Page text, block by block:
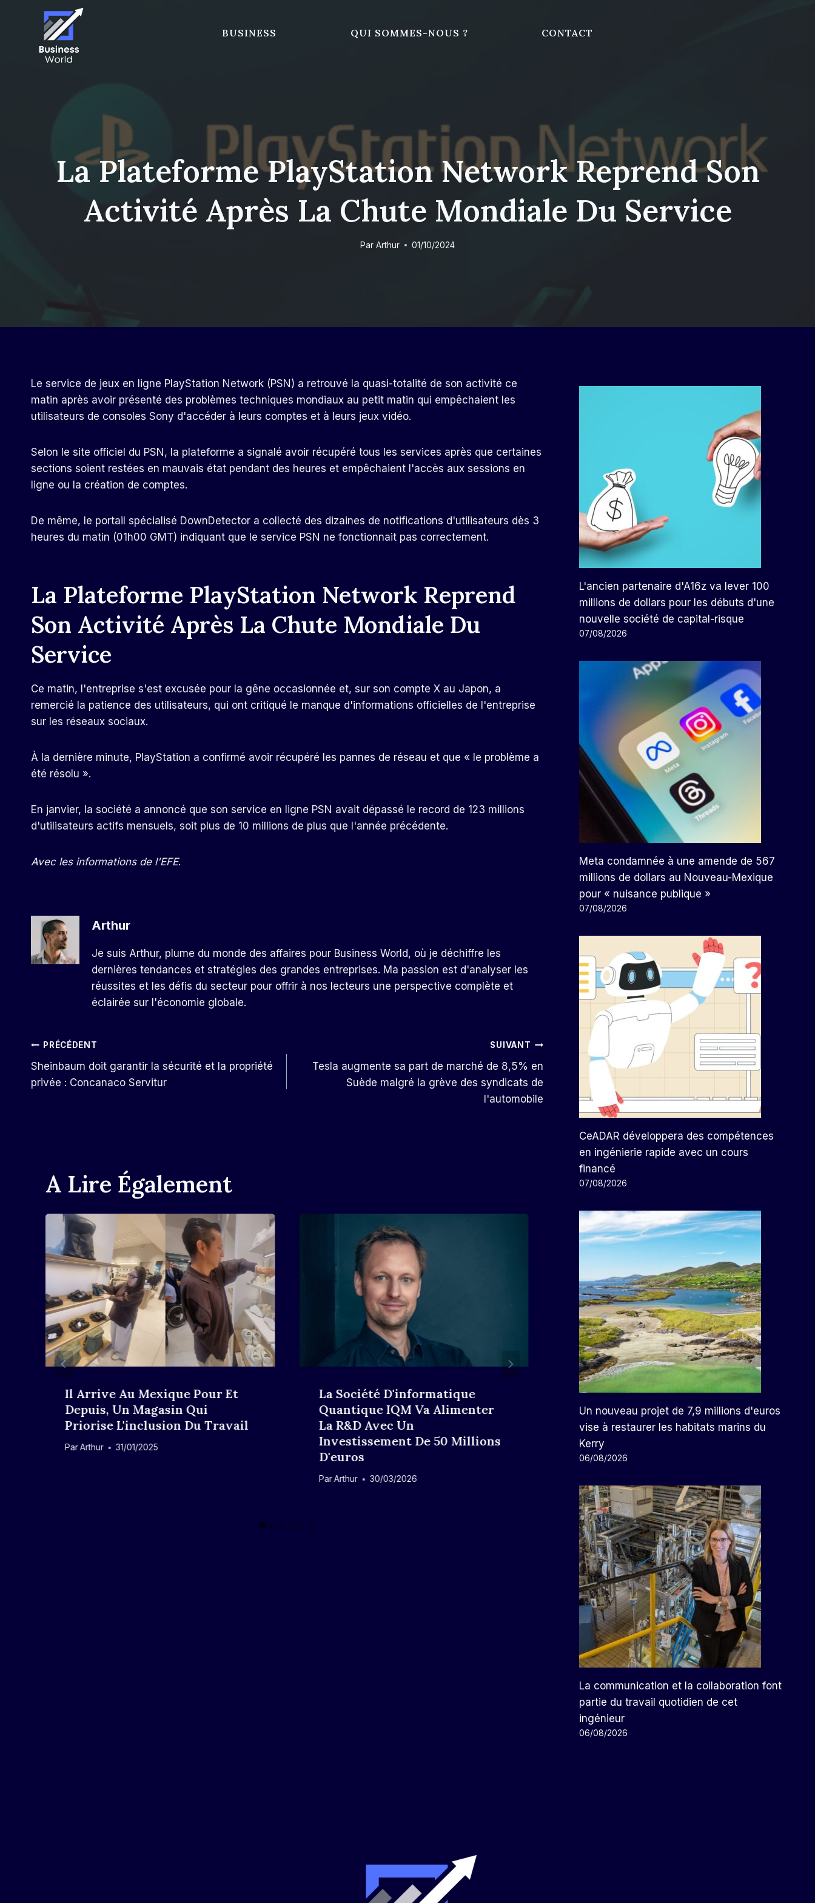
BUSINESS QUI SOMMES-NOUS ? CONTACT
La Plateforme PlayStation Network Reprend Son
Activité Après La Chute Mondiale Du Service
Par Arthur 01/10/2024
Le service de jeux en ligne PlayStation Network (PSN) a retrouvé la quasi-totalité de son activité ce
matin après avoir présenté des problèmes techniques mondiaux au petit matin qui empêchaient les
utilisateurs de consoles Sony d'accéder à leurs comptes et à leurs jeux vidéo.
Selon le site officiel du PSN, la plateforme a signalé avoir récupéré tous les services après que certaines
sections soient restées en mauvais état pendant des heures et empêchaient l'accès aux sessions en
ligne ou la création de comptes.
De même, le portail spécialisé DownDetector a collecté des dizaines de notifications d'utilisateurs dès 3
heures du matin (01h00 GMT) indiquant que le service PSN ne fonctionnait pas correctement.
La Plateforme PlayStation Network Reprend
Son Activité Après La Chute Mondiale Du
Service
Ce matin, l'entreprise s'est excusée pour la gêne occasionnée et, sur son compte X au Japon, a
remercié la patience des utilisateurs, qui ont critiqué le manque d'informations officielles de l'entreprise
sur les réseaux sociaux.
À la dernière minute, PlayStation a confirmé avoir récupéré les pannes de réseau et que « le problème a
été résolu ».
En janvier, la société a annoncé que son service en ligne PSN avait dépassé le record de 123 millions
d'utilisateurs actifs mensuels, soit plus de 10 millions de plus que l'année précédente.
Avec les informations de l'EFE.
Arthur
Je suis Arthur, plume du monde des affaires pour Business World, où je déchiffre les
dernières tendances et stratégies des grandes entreprises. Ma passion est d'analyser les
réussites et les défis du secteur pour offrir à nos lecteurs une perspective complète et
éclairée sur l'économie globale.
Navigation
De
PRÉCÉDENT
Sheinbaum doit garantir la sécurité et la propriété
privée : Concanaco Servitur
SUIVANT
Tesla augmente sa part de marché de 8,5% en
Suède malgré la grève des syndicats de
l'automobile
A Lire Également
Il Arrive Au Mexique Pour Et
Depuis, Un Magasin Qui
Priorise L'inclusion Du Travail
ParArthur 31/01/2025
La Société D'informatique
Quantique IQM Va Alimenter
La R&D Avec Un
Investissement De 50 Millions
D'euros
ParArthur 30/03/2026
Tesla Semble Arrêter Les
Ordres Des Voitures
Américaines En Chine Tandis
Que Pékin Augmente Les Tarifs
ParArthur 11/04/2025
L'ancien partenaire d'A16z va lever 100
millions de dollars pour les débuts d'une
nouvelle société de capital-risque
07/08/2026
Meta condamnée à une amende de 567
millions de dollars au Nouveau-Mexique
pour « nuisance publique »
07/08/2026
CeADAR développera des compétences
en ingénierie rapide avec un cours
financé
07/08/2026
Un nouveau projet de 7,9 millions d'euros
vise à restaurer les habitats marins du
Kerry
06/08/2026
La communication et la collaboration font
partie du travail quotidien de cet
ingénieur
06/08/2026